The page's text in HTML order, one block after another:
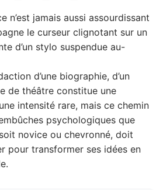
n’est jamais aussi assourdissant
le curseur clignotant sur un
d’un stylo suspendue au-
d’une biographie, d’un
de théâtre constitue une
intensité rare, mais ce chemin
psychologiques que
novice ou chevronné, doit
pour transformer ses idées en